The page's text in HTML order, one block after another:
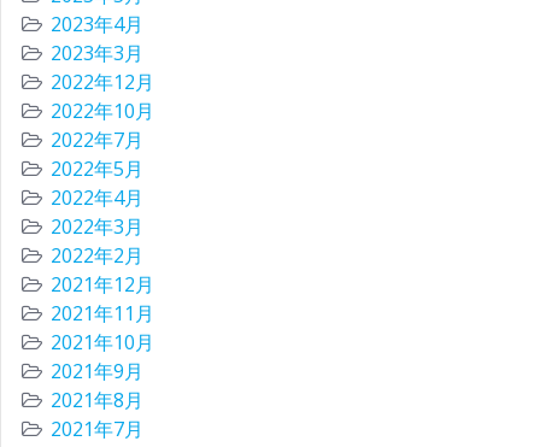
2023年4月
2023年3月
2022年12月
2022年10月
2022年7月
2022年5月
2022年4月
2022年3月
2022年2月
2021年12月
2021年11月
2021年10月
2021年9月
2021年8月
2021年7月